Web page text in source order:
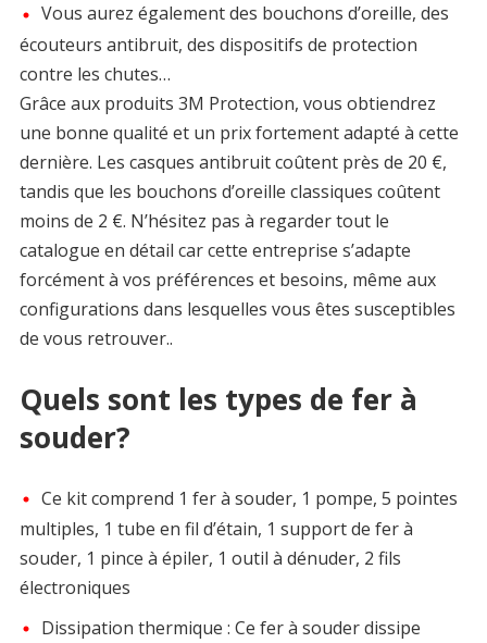
Vous aurez également des bouchons d’oreille, des
écouteurs antibruit, des dispositifs de protection
contre les chutes…
Grâce aux produits 3M Protection, vous obtiendrez
une bonne qualité et un prix fortement adapté à cette
dernière. Les casques antibruit coûtent près de 20 €,
tandis que les bouchons d’oreille classiques coûtent
moins de 2 €. N’hésitez pas à regarder tout le
catalogue en détail car cette entreprise s’adapte
forcément à vos préférences et besoins, même aux
configurations dans lesquelles vous êtes susceptibles
de vous retrouver..
Quels sont les types de fer à
souder?
Ce kit comprend 1 fer à souder, 1 pompe, 5 pointes
multiples, 1 tube en fil d’étain, 1 support de fer à
souder, 1 pince à épiler, 1 outil à dénuder, 2 fils
électroniques
Dissipation thermique : Ce fer à souder dissipe